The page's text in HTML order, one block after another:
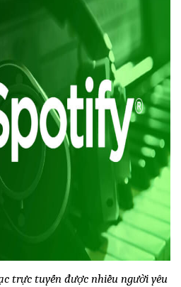
trực tuyến được nhiều người yêu